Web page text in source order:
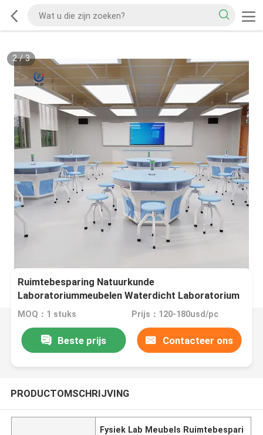
2/3
Ruimtebesparing Natuurkunde
Laboratoriummeubelen Waterdicht Laboratorium
werktafel
MOQ：1 stuks Prijs：120-180usd/pc
Beste prijs Contacteer ons
PRODUCTOMSCHRIJVING
Fysiek Lab Meubels Ruimtebespari